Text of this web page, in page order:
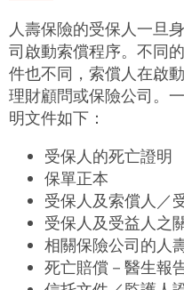
人壽保險的受保人一旦
司啟動索償程序。不同
件也不同，索償人在啟
理財顧問或保險公司。
明文件如下：
受保人的死亡證明
保單正本
受保人及索償人／
受保人及受益人之
相關保險公司的人
死亡賠償－醫生報